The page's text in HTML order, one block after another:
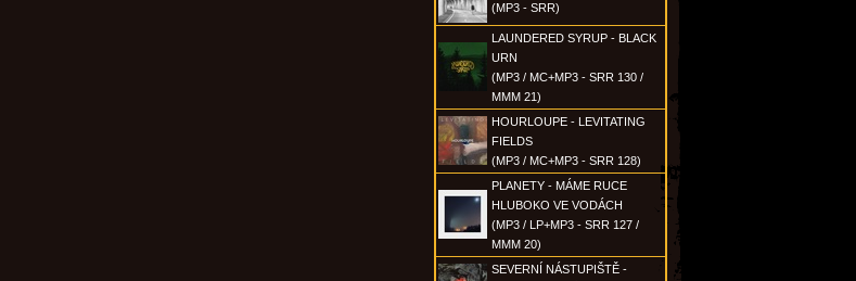
(MP3 - SRR)
LAUNDERED SYRUP - BLACK
URN
(MP3 / MC+MP3 - SRR 130 /
MMM 21)
HOURLOUPE - LEVITATING
FIELDS
(MP3 / MC+MP3 - SRR 128)
PLANETY - MÁME RUCE
HLUBOKO VE VODÁCH
(MP3 / LP+MP3 - SRR 127 /
MMM 20)
SEVERNÍ NÁSTUPIŠTĚ -